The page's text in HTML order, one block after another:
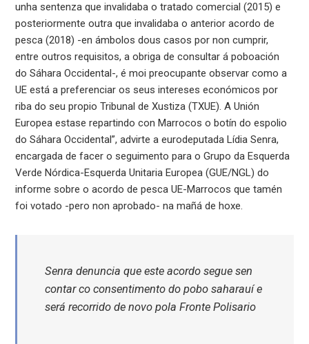
unha sentenza que invalidaba o tratado comercial (2015) e
posteriormente outra que invalidaba o anterior acordo de
pesca (2018) -en ámbolos dous casos por non cumprir,
entre outros requisitos, a obriga de consultar á poboación
do Sáhara Occidental-, é moi preocupante observar como a
UE está a preferenciar os seus intereses económicos por
riba do seu propio Tribunal de Xustiza (TXUE). A Unión
Europea estase repartindo con Marrocos o botín do espolio
do Sáhara Occidental”, advirte a eurodeputada Lídia Senra,
encargada de facer o seguimento para o Grupo da Esquerda
Verde Nórdica-Esquerda Unitaria Europea (GUE/NGL) do
informe sobre o acordo de pesca UE-Marrocos que tamén
foi votado -pero non aprobado- na mañá de hoxe.
Senra denuncia que este acordo segue sen
contar co consentimento do pobo saharauí e
será recorrido de novo pola Fronte Polisario